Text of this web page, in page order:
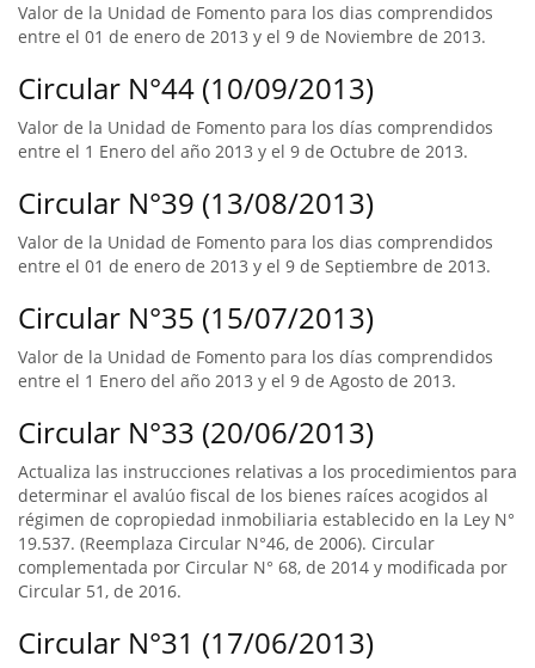
Valor de la Unidad de Fomento para los dias comprendidos
entre el 01 de enero de 2013 y el 9 de Noviembre de 2013.
Circular N°44 (10/09/2013)
Valor de la Unidad de Fomento para los días comprendidos
entre el 1 Enero del año 2013 y el 9 de Octubre de 2013.
Circular N°39 (13/08/2013)
Valor de la Unidad de Fomento para los dias comprendidos
entre el 01 de enero de 2013 y el 9 de Septiembre de 2013.
Circular N°35 (15/07/2013)
Valor de la Unidad de Fomento para los días comprendidos
entre el 1 Enero del año 2013 y el 9 de Agosto de 2013.
Circular N°33 (20/06/2013)
Actualiza las instrucciones relativas a los procedimientos para
determinar el avalúo fiscal de los bienes raíces acogidos al
régimen de copropiedad inmobiliaria establecido en la Ley N°
19.537. (Reemplaza Circular N°46, de 2006). Circular
complementada por Circular N° 68, de 2014 y modificada por
Circular 51, de 2016.
Circular N°31 (17/06/2013)